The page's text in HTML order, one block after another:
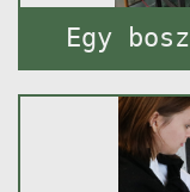
Egy